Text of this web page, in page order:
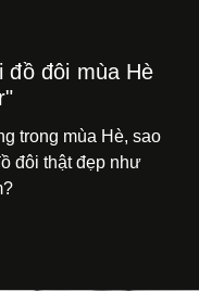
đồ đôi mùa Hè
trong mùa Hè, sao
đôi thật đẹp như